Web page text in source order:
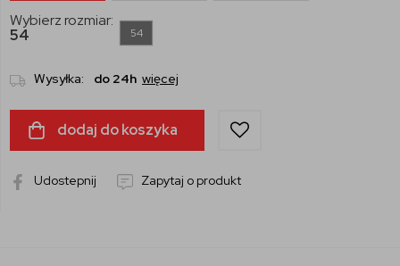
Wybierz rozmiar:
54
54
Wysyłka: do 24h więcej
dodaj do koszyka
Udostepnij Zapytaj o produkt